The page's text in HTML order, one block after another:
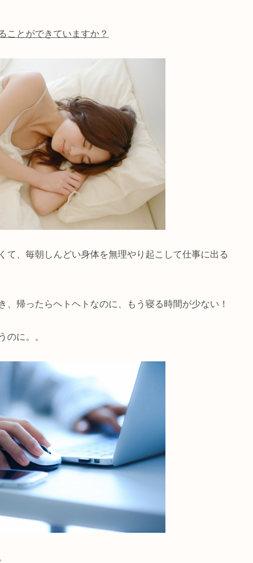
ことができていますか？
て、毎朝しんどい身体を無理やり起こして仕事に出る
帰ったらヘトヘトなのに、もう寝る時間が少ない！
のに。。